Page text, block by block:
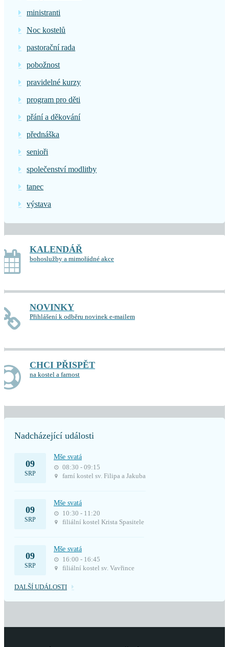
ministranti
Noc kostelů
pastorační rada
pobožnost
pravidelné kurzy
program pro děti
přání a děkování
přednáška
senioři
společenství modlitby
tanec
výstava
KALENDÁŘ
bohoslužby a mimořádné akce
NOVINKY
Přihlášení k odběru novinek e-mailem
CHCI PŘISPĚT
na kostel a farnost
Nadcházející události
09
SRP
Mše svatá
08:30 - 09:15
farní kostel sv. Filipa a Jakuba
09
SRP
Mše svatá
10:30 - 11:20
filiální kostel Krista Spasitele
09
SRP
Mše svatá
16:00 - 16:45
filiální kostel sv. Vavřince
DALŠÍ UDÁLOSTI